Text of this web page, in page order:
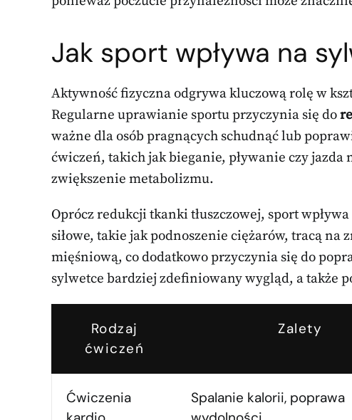
Jak sport wpływa na
Aktywność fizyczna odgrywa kluczową rolę w
Regularne uprawianie sportu przyczynia się do
ważne dla osób pragnących schudnąć lub
ćwiczeń, takich jak bieganie, pływanie czy
zwiększenie metabolizmu.
Oprócz redukcji tkanki tłuszczowej, sport
siłowe, takie jak podnoszenie ciężarów, tracą
mięśniową, co dodatkowo przyczynia się do
sylwetce bardziej zdefiniowany wygląd, a także
Rodzaj
ćwiczeń
Zalety
Ćwiczenia
Spalanie kalorii, poprawa